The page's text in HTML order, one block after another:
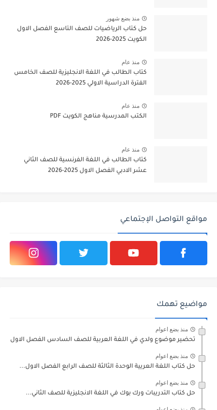
منذ بضع شهور
حل كتاب الرياضيات للصف التاسع الفصل الاول
الكويت 2025-2026
منذ عام
كتاب الطالب في اللغة الانجليزية للصف الخامس
الفترة الدراسية الاولي 2025-2026
منذ عام
الكتب المدرسية مناهج الكويت PDF
منذ عام
كتاب الطالب في اللغة الفرنسية للصف الثاني
عشر الادبي الفصل الاول 2025-2026
مواقع التواصل الإجتماعي
مواضيع تهمك
منذ بضع اعوام
تحضير موضوع ولدي في اللغة العربية للصف السادس الفصل الاول
منذ بضع اعوام
حل كتاب اللغة العريية الوحدة الثالثة للصف الرابع الفصل الاول...
منذ بضع اعوام
حل كتاب التدريبات ورك بوك في اللغة الانجليزية للصف الثاني...